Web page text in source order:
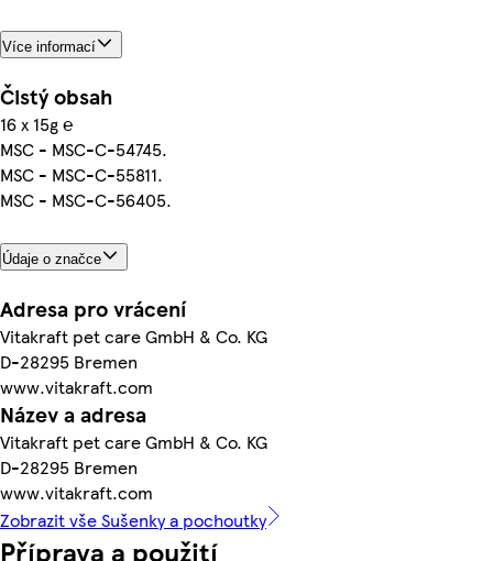
Více informací
Čistý obsah
16 x 15g ℮
MSC - MSC-C-54745.
MSC - MSC-C-55811.
MSC - MSC-C-56405.
Údaje o značce
Adresa pro vrácení
Vitakraft pet care GmbH & Co. KG
D-28295 Bremen
www.vitakraft.com
Název a adresa
Vitakraft pet care GmbH & Co. KG
D-28295 Bremen
www.vitakraft.com
Zobrazit vše Sušenky a pochoutky
Příprava a použití